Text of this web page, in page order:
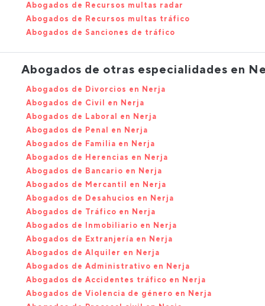
Abogados de Recursos multas radar
Abogados de Recursos multas tráfico
Abogados de Sanciones de tráfico
Abogados de otras especialidades en
Abogados de Divorcios en Nerja
Abogados de Civil en Nerja
Abogados de Laboral en Nerja
Abogados de Penal en Nerja
Abogados de Familia en Nerja
Abogados de Herencias en Nerja
Abogados de Bancario en Nerja
Abogados de Mercantil en Nerja
Abogados de Desahucios en Nerja
Abogados de Tráfico en Nerja
Abogados de Inmobiliario en Nerja
Abogados de Extranjería en Nerja
Abogados de Alquiler en Nerja
Abogados de Administrativo en Nerja
Abogados de Accidentes tráfico en Nerja
Abogados de Violencia de género en Nerja